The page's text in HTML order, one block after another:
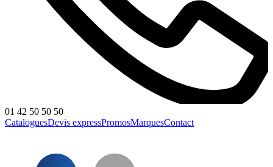
01 42 50 50 50
CataloguesDevis expressPromosMarquesContact